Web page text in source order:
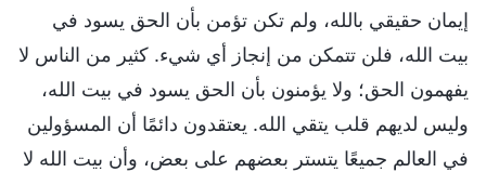
إيمان حقيقي بالله، ولم تكن تؤمن بأن الحق يسود في
بيت الله، فلن تتمكن من إنجاز أي شيء. كثير من الناس لا
يفهمون الحق؛ ولا يؤمنون بأن الحق يسود في بيت الله،
وليس لديهم قلب يتقي الله. يعتقدون دائمًا أن المسؤولين
في العالم جميعًا يتستر بعضهم على بعض، وأن بيت الله لا